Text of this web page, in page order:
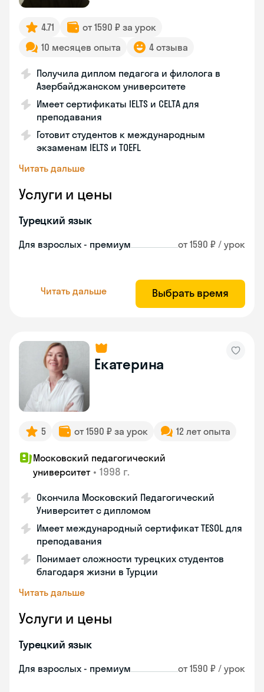
4.71
от 1590 ₽ за урок
10 месяцев опыта
4 отзыва
Получила диплом педагога и филолога в
Азербайджанском университете
Имеет сертификаты IELTS и CELTA для
преподавания
Готовит студентов к международным
экзаменам IELTS и TOEFL
Читать дальше
Услуги и цены
Турецкий язык
Для взрослых - премиум от 1590 ₽ / урок
Читать дальше Выбрать время
Екатерина
5 от 1590 ₽ за урок 12 лет опыта
Московский педагогический
университет • 1998 г.
Окончила Московский Педагогический
Университет с дипломом
Имеет международный сертификат TESOL для
преподавания
Понимает сложности турецких студентов
благодаря жизни в Турции
Читать дальше
Услуги и цены
Турецкий язык
Для взрослых - премиум от 1590 ₽ / урок